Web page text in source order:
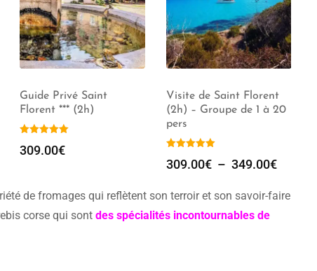
Visite Guidée Saint
Florent (2h)
349.00€
Guide Privé Saint
Florent *** (2h)
309.00 €
de fromages qui reflètent son terroir et son savoir-faire
corse qui sont des spécialités incontournables de